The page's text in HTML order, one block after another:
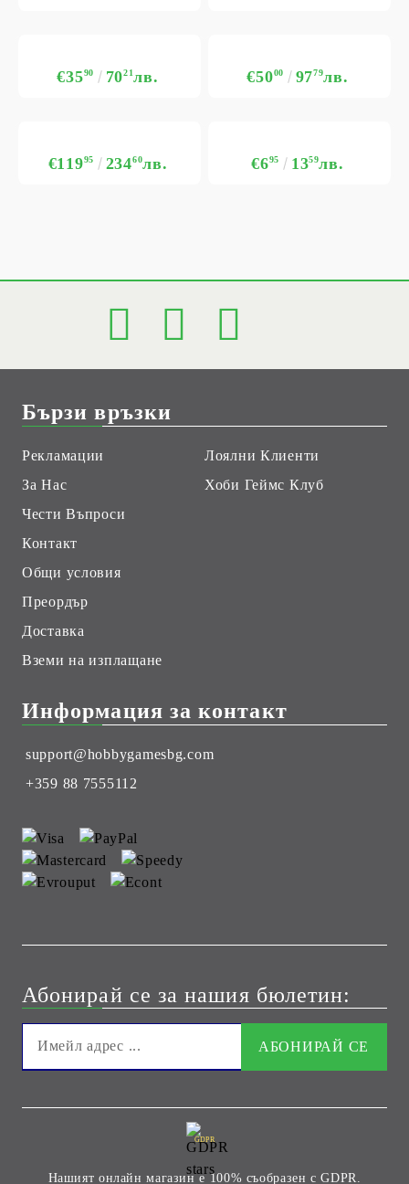
€3590 7021лв. €5000 9779лв.
€11995 23460лв. €695 1359лв.
Бързи връзки
Рекламации
За Нас
Чести Въпроси
Контакт
Общи условия
Преордър
Доставка
Вземи на изплащане
Лоялни Клиенти
Хоби Геймс Клуб
Информация за контакт
support@hobbygamesbg.com
+359 88 7555112
Абонирай се за нашия бюлетин:
GDPR
Нашият онлайн магазин е 100% съобразен с GDPR.